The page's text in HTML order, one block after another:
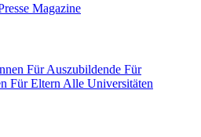
Magazine
Für Auszubildende Für
Für Eltern Alle Universitäten